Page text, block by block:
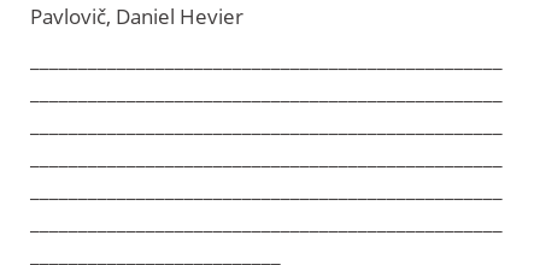
Pavlovič, Daniel Hevier